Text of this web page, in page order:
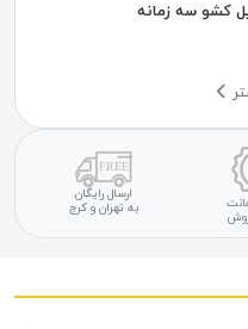
کشو سه زمانه
ارسال رایگان
به تهران و کرج